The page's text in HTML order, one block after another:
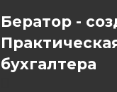
Бератор -
бухгалтера